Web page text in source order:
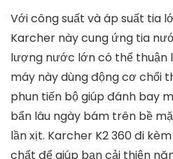
Với công suất và áp suất tia
Karcher này cung ứng tia
lượng nước lớn có thể thuận
máy này dùng động cơ chổi
phun tiến bộ giúp đánh bay
bẩn lâu ngày bám trên bề
lần xịt. Karcher K2 360 đi
chất để giúp bạn cải thiện